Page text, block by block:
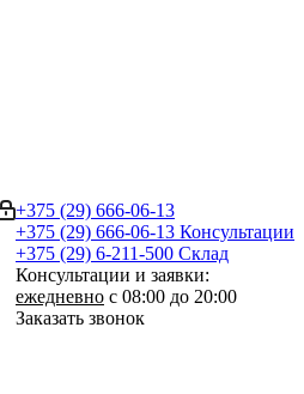
+375 (29) 666-06-13
+375 (29) 666-06-13 Консультации
+375 (29) 6-211-500 Склад
Консультации и заявки:
ежедневно с 08:00 до 20:00
Заказать звонок